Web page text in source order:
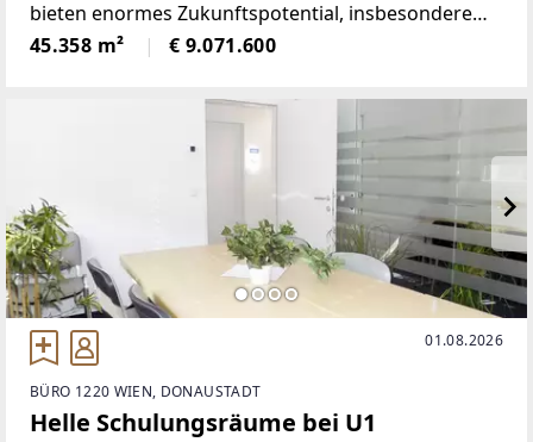
bieten enormes Zukunftspotential, insbesondere
durch ihre strategische Lage in der Nähe des
möglicherweise entstehenden
45.358 m² € 9.071.600
01.08.2026
BÜRO 1220 WIEN, DONAUSTADT
Helle Schulungsräume bei U1